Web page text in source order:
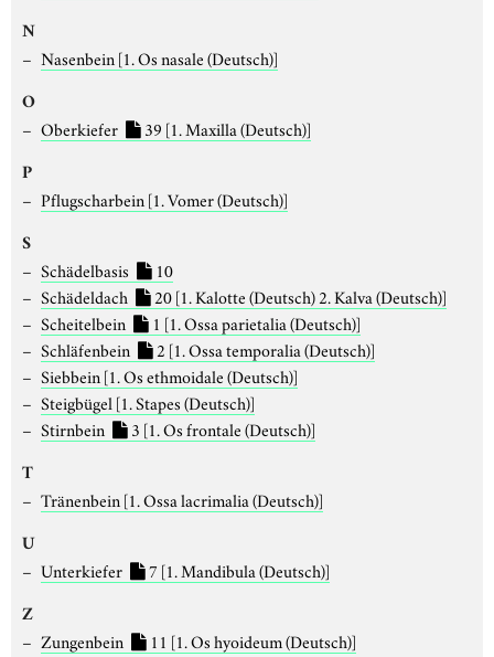
N
Nasenbein [1. Os nasale (Deutsch)]
O
Oberkiefer 39 [1. Maxilla (Deutsch)]
P
Pflugscharbein [1. Vomer (Deutsch)]
S
Schädelbasis
10
Schädeldach
20[1. Kalotte (Deutsch) 2. Kalva (Deutsch)]
Scheitelbein
1 [1. Ossa parietalia (Deutsch)]
Schläfenbein
2 [1. Ossa temporalia (Deutsch)]
Siebbein [1. Os ethmoidale (Deutsch)]
Steigbügel [1. Stapes (Deutsch)]
Stirnbein
3 [1. Os frontale (Deutsch)]
T
Tränenbein [1. Ossa lacrimalia (Deutsch)]
U
Unterkiefer 7 [1. Mandibula (Deutsch)]
Z
Zungenbein 11 [1. Os hyoideum (Deutsch)]